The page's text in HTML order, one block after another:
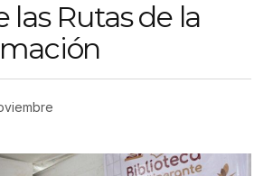
las Rutas de la